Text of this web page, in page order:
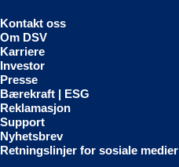
Kontakt oss
Om DSV
Karriere
Investor
Presse
Bærekraft | ESG
Reklamasjon
Support
Nyhetsbrev
Retningslinjer for sosiale medier